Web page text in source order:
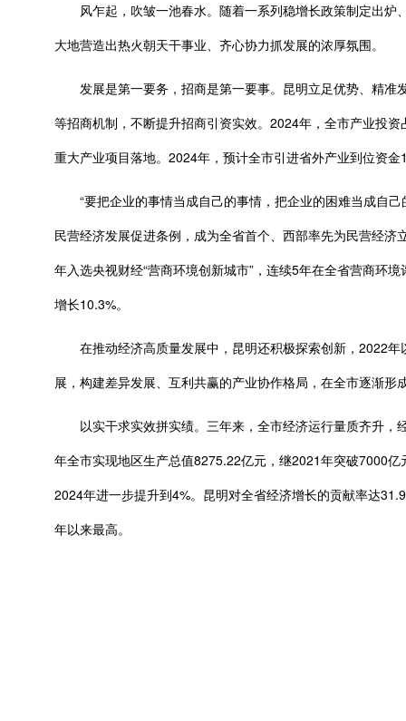
风乍起，吹皱一池春水。随着一系列稳增长政策制定出炉
大地营造出热火朝天干事业、齐心协力抓发展的浓厚氛围。
发展是第一要务，招商是第一要事。昆明立足优势、精准发
等招商机制，不断提升招商引资实效。2024年，全市产业投
重大产业项目落地。2024年，预计全市引进省外产业到位资
“要把企业的事情当成自己的事情，把企业的困难当成自己
民营经济发展促进条例，成为全省首个、西部率先为民营经济
年入选央视财经“营商环境创新城市”，连续5年在全省营商环
增长10.3%。
在推动经济高质量发展中，昆明还积极探索创新，2022年
展，构建差异发展、互利共赢的产业协作格局，在全市逐渐
以实干求实效拼实绩。三年来，全市经济运行量质齐升，经
年全市实现地区生产总值8275.22亿元，继2021年突破7000
2024年进一步提升到4%。昆明对全省经济增长的贡献率达
年以来最高。